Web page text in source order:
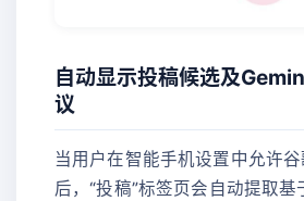
自动显示投稿候选及
议
当用户在智能手机设置中允许
后，“投稿”标签页会自动提取